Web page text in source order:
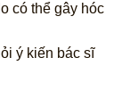
có thể gây hóc
ý kiến bác sĩ